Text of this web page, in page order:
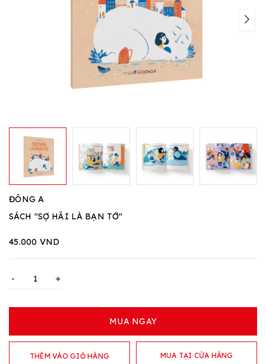
ĐÔNG A
SÁCH "SỢ HÃI LÀ BẠN TỚ"
45.000 VND
- +
MUA NGAY
THÊM VÀO GIỎ HÀNG MUA TẠI CỬA HÀNG